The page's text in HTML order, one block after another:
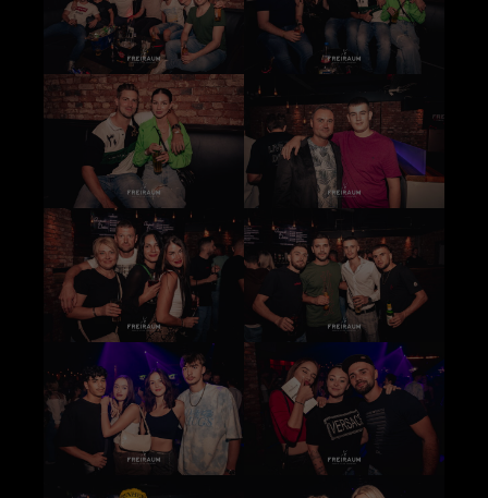
Have any questions?
+44 1234 567 890
Drop us a line
info@yourdomain.com
About us
Lorem ipsum dolor sit amet, consectetuer
adipiscing elit.
Aenean commodo ligula eget dolor. Aenean
massa. Cum sociis natoque penatibus et magnis
dis parturient montes, nascetur ridiculus mus.
Donec quam felis, ultricies nec.